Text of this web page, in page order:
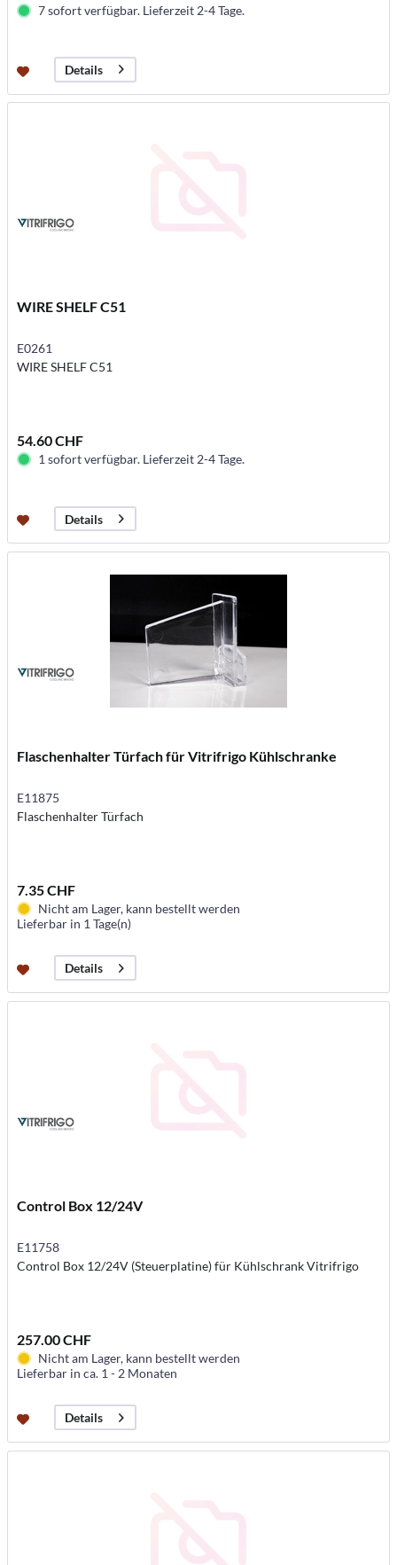
7 sofort verfügbar. Lieferzeit 2-4 Tage.
Details
WIRE SHELF C51
E0261
WIRE SHELF C51
54.60 CHF
1 sofort verfügbar. Lieferzeit 2-4 Tage.
Details
Flaschenhalter Türfach für Vitrifrigo Kühlschranke
E11875
Flaschenhalter Türfach
7.35 CHF
Nicht am Lager, kann bestellt werden
Lieferbar in 1 Tage(n)
Details
Control Box 12/24V
E11758
Control Box 12/24V (Steuerplatine) für Kühlschrank Vitrifrigo
257.00 CHF
Nicht am Lager, kann bestellt werden
Lieferbar in ca. 1 - 2 Monaten
Details